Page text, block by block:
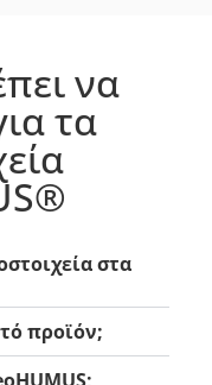
να
τα
στα
προϊόν;